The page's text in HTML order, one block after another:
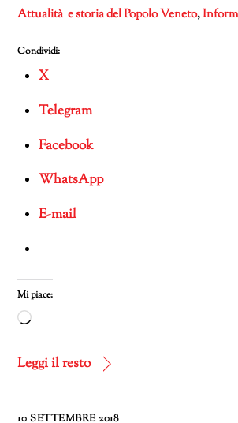
Attualità e storia del Popolo Veneto,
Condividi:
X
Telegram
Facebook
WhatsApp
E-mail
Mi piace:
Caricamento
corso…
Leggi il resto
10 SETTEMBRE 2018